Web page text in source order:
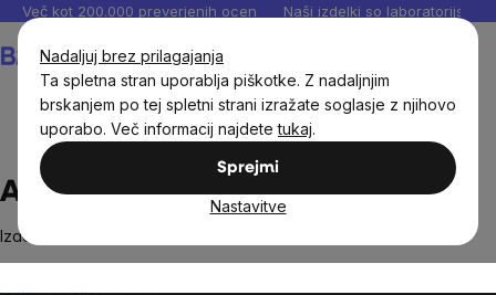
Nadaljuj brez prilagajanja
Ta spletna stran uporablja piškotke. Z nadaljnjim
brskanjem po tej spletni strani izražate soglasje z njihovo
uporabo. Več informacij najdetetukaj.
Sprejmi
Nastavitve
Preskoči
vsebino
Več kot 200.000 preverjenih ocen Naši izdelki so laboratorijsko
Audiolibrix
Izdelki blagovne znamke